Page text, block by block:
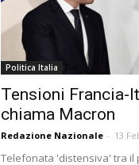
Politica Italia
Tensioni Francia-
chiama Macron
Redazione Nazionale - 13
Telefonata 'distensiva' tra il